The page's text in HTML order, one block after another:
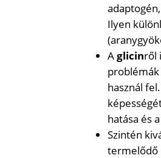
Ilyen
Aglicinről
használ
hatása és
Szintén
termelődő